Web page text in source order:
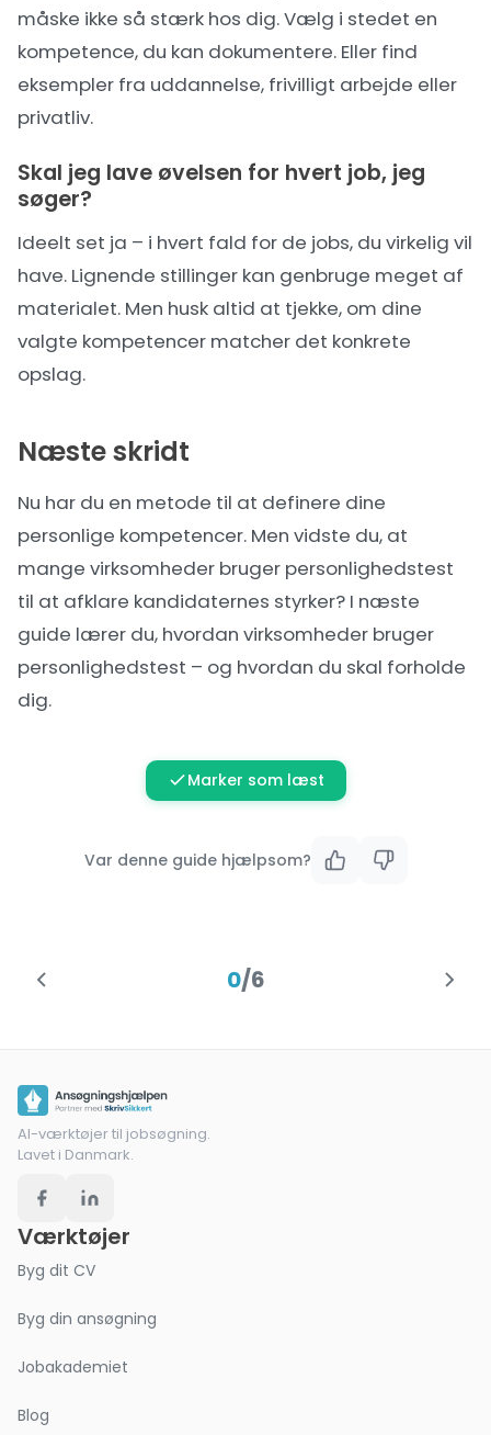
måske ikke så stærk hos dig. Vælg i stedet en
kompetence, du kan dokumentere. Eller find
eksempler fra uddannelse, frivilligt arbejde eller
privatliv.
Skal jeg lave øvelsen for hvert job, jeg
søger?
Ideelt set ja – i hvert fald for de jobs, du virkelig vil
have. Lignende stillinger kan genbruge meget af
materialet. Men husk altid at tjekke, om dine
valgte kompetencer matcher det konkrete
opslag.
Næste skridt
Nu har du en metode til at definere dine
personlige kompetencer. Men vidste du, at
mange virksomheder bruger personlighedstest
til at afklare kandidaternes styrker? I næste
guide lærer du, hvordan virksomheder bruger
personlighedstest – og hvordan du skal forholde
dig.
Marker som læst
Var denne guide hjælpsom?
0/6
AI-værktøjer til jobsøgning.
Lavet i Danmark.
Værktøjer
Byg dit CV
Byg din ansøgning
Jobakademiet
Blog